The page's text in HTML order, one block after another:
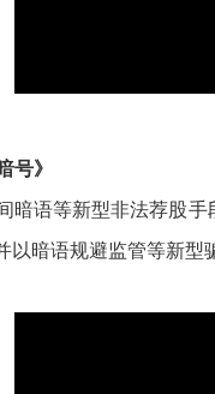
号》
暗语等新型非法荐股
暗语规避监管等新型